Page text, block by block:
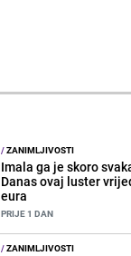
/ZANIMLJIVOSTI
Imala ga je skoro
Danas ovaj luster
eura
PRIJE 1 DAN
/ZANIMLJIVOSTI